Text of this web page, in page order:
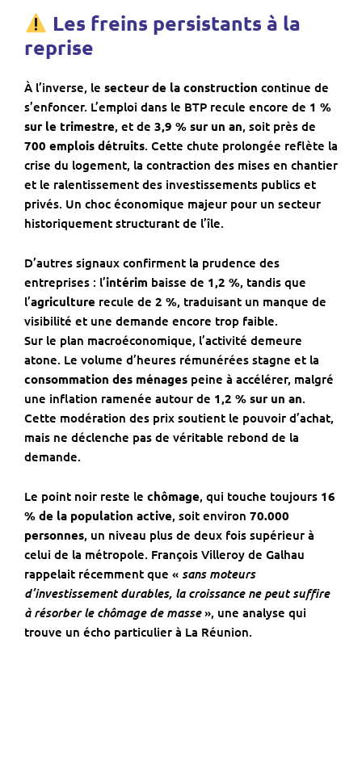
Les freins persistants à la
reprise
À l’inverse, le secteur de la construction continue de
s’enfoncer. L’emploi dans le BTP recule encore de 1 %
sur le trimestre, et de 3,9 % sur un an, soit près de
700 emplois détruits. Cette chute prolongée reflète la
crise du logement, la contraction des mises en chantier
et le ralentissement des investissements publics et
privés. Un choc économique majeur pour un secteur
historiquement structurant de l’île.
D’autres signaux confirment la prudence des
entreprises : l’intérim baisse de 1,2 %, tandis que
l’agriculture recule de 2 %, traduisant un manque de
visibilité et une demande encore trop faible.
Sur le plan macroéconomique, l’activité demeure
atone. Le volume d’heures rémunérées stagne et la
consommation des ménages peine à accélérer, malgré
une inflation ramenée autour de 1,2 % sur un an.
Cette modération des prix soutient le pouvoir d’achat,
mais ne déclenche pas de véritable rebond de la
demande.
Le point noir reste le chômage, qui touche toujours 16
% de la population active, soit environ 70.000
personnes, un niveau plus de deux fois supérieur à
celui de la métropole. François Villeroy de Galhau
rappelait récemment que « sans moteurs
d’investissement durables, la croissance ne peut suffire
à résorber le chômage de masse», une analyse qui
trouve un écho particulier à La Réunion.